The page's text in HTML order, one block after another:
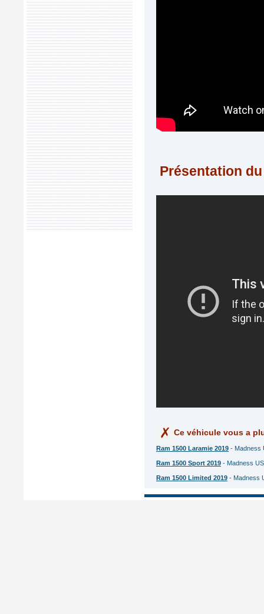
Présentation
Ce véhicule vous a
Ram 1500 Laramie 2019 - Madness
Ram 1500 Sport 2019 - Madness
Ram 1500 Limited 2019 - Madness